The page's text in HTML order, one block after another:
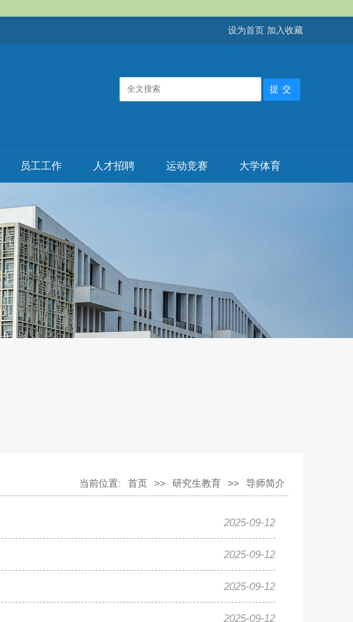
设为首页 加入收藏
员工工作 人才招聘 运动竞赛 大学体育
当前位置: 首页 >> 研究生教育 >> 导师简介
2025-09-12
2025-09-12
2025-09-12
2025-09-12